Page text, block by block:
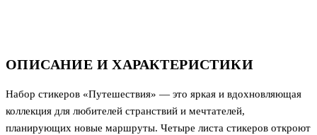
ОПИСАНИЕ И ХАРАКТЕРИСТИКИ
Набор стикеров «Путешествия» — это яркая и вдохновляющая
коллекция для любителей странствий и мечтателей,
планирующих новые маршруты. Четыре листа стикеров откроют